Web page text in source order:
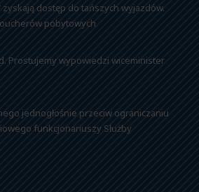
zyskają dostęp do tańszych wyjazdów.
pobytowych
Prostujemy wypowiedzi wiceminister
jednogłośnie przeciw ograniczaniu
funkcjonariuszy Służby